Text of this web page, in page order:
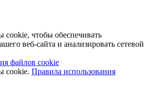
чтобы обеспечивать
веб-сайта и анализировать сетевой
файлов cookie
cookie. Правила использования